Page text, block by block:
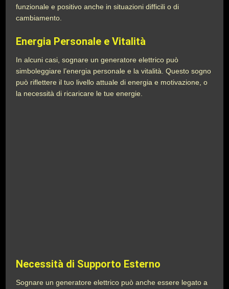
funzionale e positivo anche in situazioni difficili o di
cambiamento.
Energia Personale e Vitalità
In alcuni casi, sognare un generatore elettrico può
simboleggiare l’energia personale e la vitalità. Questo sogno
può riflettere il tuo livello attuale di energia e motivazione, o
la necessità di ricaricare le tue energie.
Necessità di Supporto Esterno
Sognare un generatore elettrico può anche essere legato a